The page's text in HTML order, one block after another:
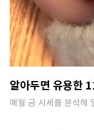
알아두면 유용한
매월 금 시세를 분석해